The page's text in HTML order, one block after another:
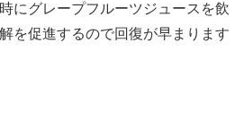
にグレープフルーツジュースを飲
を促進するので回復が早まります